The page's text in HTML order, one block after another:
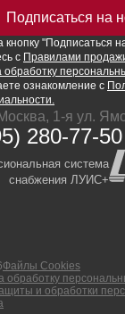
Подписаться на
кнопку "Подписаться
с Правилами
обработку
ознакомление с
1-я ул.
280-77-50
система
снабжения ЛУИС+
Файлы Cookies
обработку
и обработки